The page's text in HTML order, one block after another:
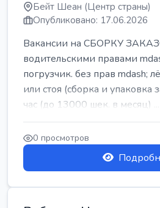
Бейт Шеан (Центр страны)
Опубликовано: 17.06.2026
Вакансии на СБОРКУ
водительскими правами
погрузчик. без прав mdash;
или стоя (сборка и упаковка
час (до 13000 шек. в месяц) ...
0 просмотров